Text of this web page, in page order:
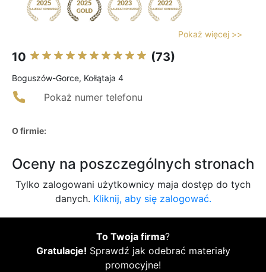
Pokaż więcej >>
10 (73)
Boguszów-Gorce, Kołłątaja 4
Pokaż numer telefonu
O firmie:
Oceny na poszczególnych stronach
Tylko zalogowani użytkownicy maja dostęp do tych
danych. Kliknij, aby się zalogować.
To Twoja firma?
Gratulacje! Sprawdź jak odebrać materiały
promocyjne!